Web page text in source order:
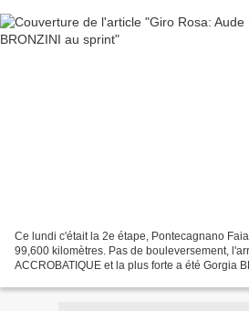
Ce lundi c'était la 2e étape, Pontecagnano
99,600 kilomètres. Pas de bouleversement,
ACCROBATIQUE et la plus forte a été Gorgia